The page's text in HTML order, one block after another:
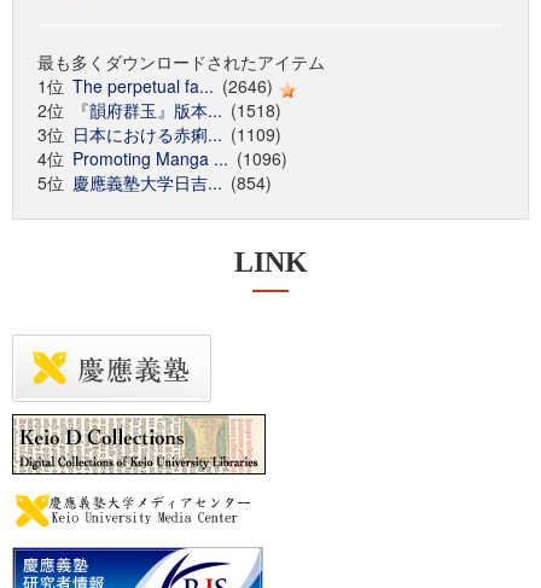
最も多くダウンロードされたアイテム
1位 The perpetual fa... (2646)
2位
『韻府群玉』版本... (1518)
3位 日本における赤痢... (1109)
4位 Promoting Manga ... (1096)
5位 慶應義塾大学日吉... (854)
LINK